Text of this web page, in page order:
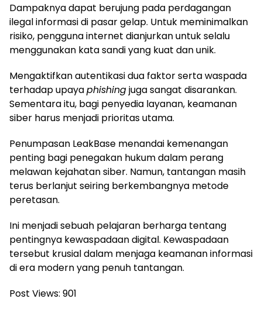
Dampaknya dapat berujung pada perdagangan
ilegal informasi di pasar gelap. Untuk meminimalkan
risiko, pengguna internet dianjurkan untuk selalu
menggunakan kata sandi yang kuat dan unik.
Mengaktifkan autentikasi dua faktor serta waspada
terhadap upayaphishingjuga sangat disarankan.
Sementara itu, bagi penyedia layanan, keamanan
siber harus menjadi prioritas utama.
Penumpasan LeakBase menandai kemenangan
penting bagi penegakan hukum dalam perang
melawan kejahatan siber. Namun, tantangan masih
terus berlanjut seiring berkembangnya metode
peretasan.
Ini menjadi sebuah pelajaran berharga tentang
pentingnya kewaspadaan digital. Kewaspadaan
tersebut krusial dalam menjaga keamanan informasi
di era modern yang penuh tantangan.
Post Views: 901